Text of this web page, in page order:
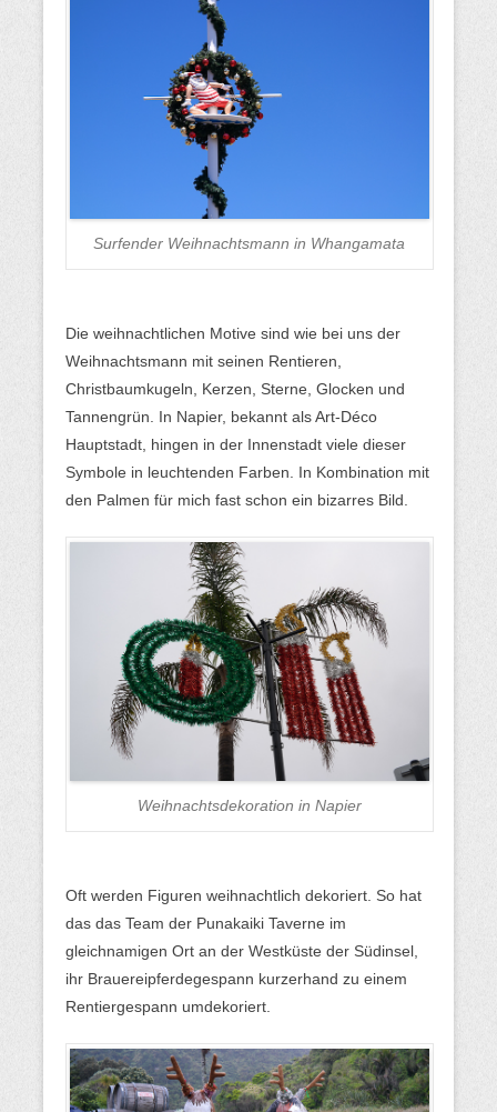
Surfender Weihnachtsmann in Whangamata
Die weihnachtlichen Motive sind wie bei uns der
Weihnachtsmann mit seinen Rentieren,
Christbaumkugeln, Kerzen, Sterne, Glocken und
Tannengrün. In Napier, bekannt als Art-Déco
Hauptstadt, hingen in der Innenstadt viele dieser
Symbole in leuchtenden Farben. In Kombination mit
den Palmen für mich fast schon ein bizarres Bild.
Weihnachtsdekoration in Napier
Oft werden Figuren weihnachtlich dekoriert. So hat
das das Team der Punakaiki Taverne im
gleichnamigen Ort an der Westküste der Südinsel,
ihr Brauereipferdegespann kurzerhand zu einem
Rentiergespann umdekoriert.